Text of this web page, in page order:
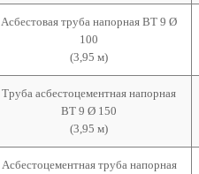
Асбестовая труба напорная ВТ 9 Ø
100
(3,95 м)
Труба асбестоцементная напорная
ВТ 9 Ø 150
(3,95 м)
Асбестоцементная труба напорная